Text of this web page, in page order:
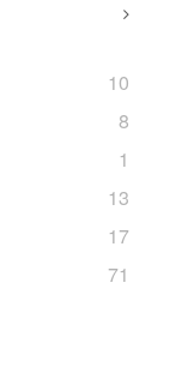
10
8
1
13
17
71